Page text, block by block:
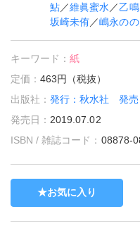
鮎／維眞蜜水 ／乙
坂崎未侑／嶋永のの
キーワード：紙
定価：463円（税抜）
出版社：発行：秋水社 発売
発売日： 2019.07.02
ISBN / 雑誌コード： 08878-
お気に入り